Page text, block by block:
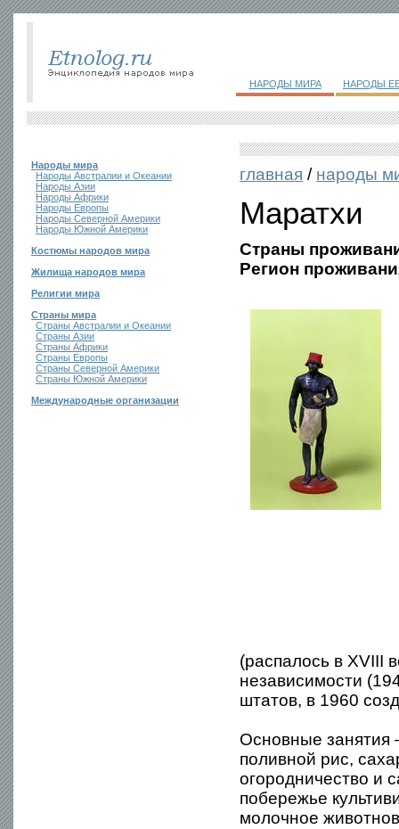
НАРОДЫ МИРА НАРОДЫ
Народы мира
Народы Австралии и Океании
Народы Азии
Народы Африки
Народы Европы
Народы Северной Америки
Народы Южной Америки
Костюмы народов мира
Жилища народов мира
Религии мира
Страны мира
Страны Австралии и Океании
Страны Азии
Страны Африки
Страны Европы
Страны Северной Америки
Страны Южной Америки
Международные организации
главная / народы
Маратхи
Страны
Регион
(распалось в XVIII
независимости
штатов, в 1960
Основные занятия
поливной рис,
огородничество и
побережье
молочное